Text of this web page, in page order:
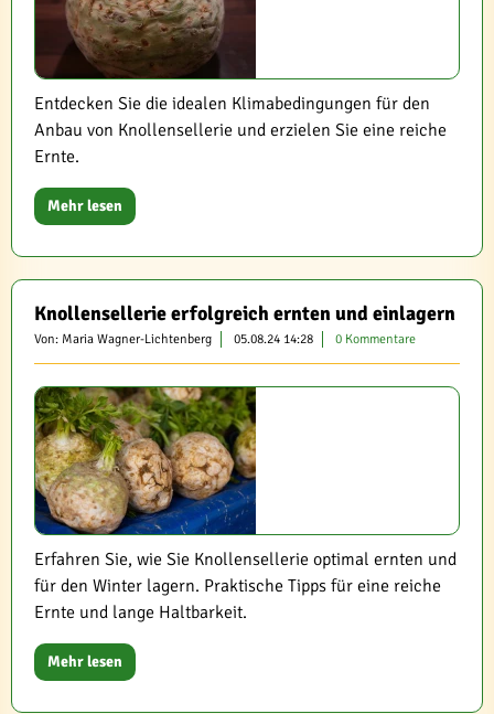
Entdecken Sie die idealen Klimabedingungen für den
Anbau von Knollensellerie und erzielen Sie eine reiche
Ernte.
Mehr lesen
Knollensellerie erfolgreich ernten und einlagern
Von: Maria Wagner-Lichtenberg 05.08.24 14:28 0 Kommentare
Erfahren Sie, wie Sie Knollensellerie optimal ernten und
für den Winter lagern. Praktische Tipps für eine reiche
Ernte und lange Haltbarkeit.
Mehr lesen